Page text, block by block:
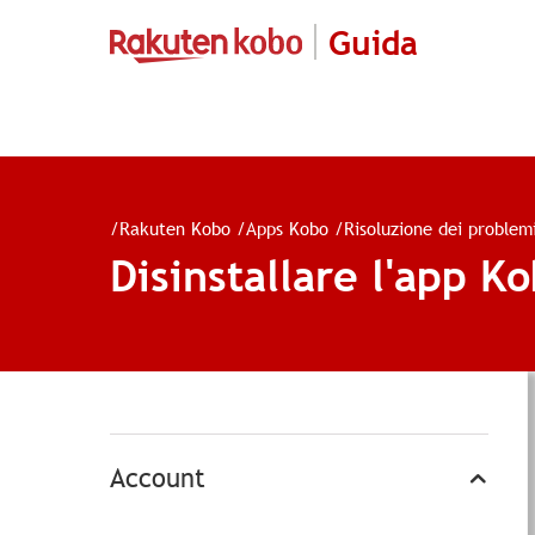
Guida
/Rakuten Kobo /Apps Kobo /Risoluzione dei
Disinstallare l'app
Account